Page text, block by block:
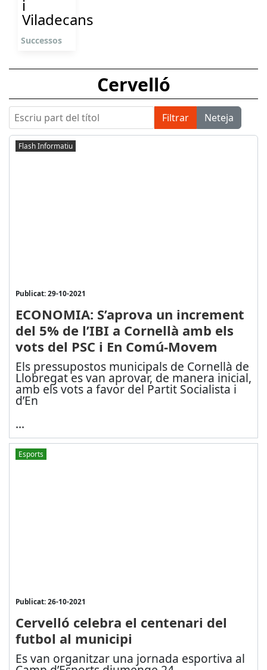
i
Viladecans
Successos
Cervelló
Escriu part del títol Filtrar Neteja
Flash Informatiu
Publicat: 29-10-2021
ECONOMIA: S’aprova un increment
del 5% de l’IBI a Cornellà amb els
vots del PSC i En Comú-Movem
Els pressupostos municipals de Cornellà de
Llobregat es van aprovar, de manera inicial,
amb els vots a favor del Partit Socialista i
d’En
...
Esports
Publicat: 26-10-2021
Cervelló celebra el centenari del
futbol al municipi
Es van organitzar una jornada esportiva al